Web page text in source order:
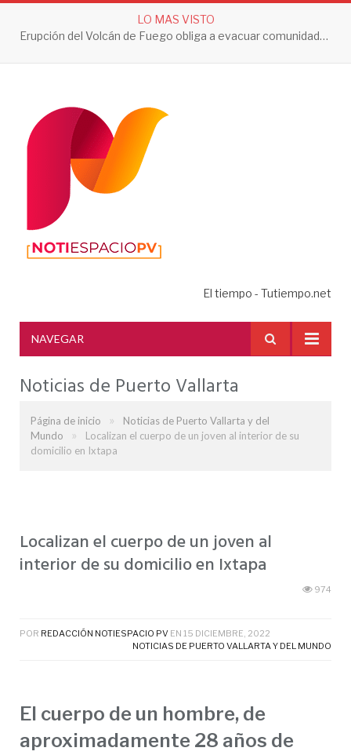
LO MAS VISTO
Erupción del Volcán de Fuego obliga a evacuar comunidades y mantiene en alerta a Guatemala
El tiempo - Tutiempo.net
NAVEGAR
Noticias de Puerto Vallarta
Página de inicio »
Noticias de Puerto Vallarta y del
Mundo
»
Localizan el cuerpo de un joven al interior de su
domicilio en Ixtapa
Localizan el cuerpo de un joven al
interior de su domicilio en Ixtapa
974
POR REDACCIÓN NOTIESPACIO PV EN 15 DICIEMBRE, 2022
NOTICIAS DE PUERTO VALLARTA Y DEL MUNDO
El cuerpo de un hombre, de
aproximadamente 28 años de